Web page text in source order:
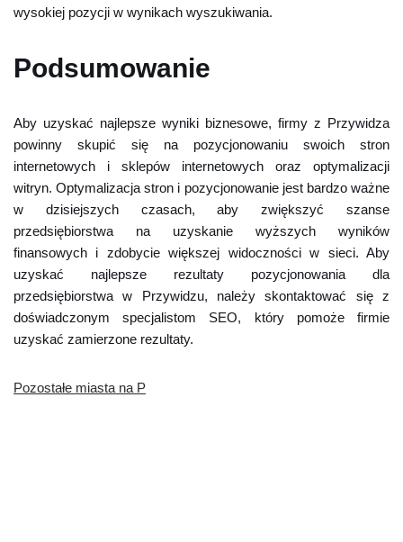
wysokiej pozycji w wynikach wyszukiwania.
Podsumowanie
Aby uzyskać najlepsze wyniki biznesowe, firmy z Przywidza
powinny skupić się na pozycjonowaniu swoich stron
internetowych i sklepów internetowych oraz optymalizacji
witryn. Optymalizacja stron i pozycjonowanie jest bardzo ważne
w dzisiejszych czasach, aby zwiększyć szanse
przedsiębiorstwa na uzyskanie wyższych wyników
finansowych i zdobycie większej widoczności w sieci. Aby
uzyskać najlepsze rezultaty pozycjonowania dla
przedsiębiorstwa w Przywidzu, należy skontaktować się z
doświadczonym specjalistom SEO, który pomoże firmie
uzyskać zamierzone rezultaty.
Pozostałe miasta na P